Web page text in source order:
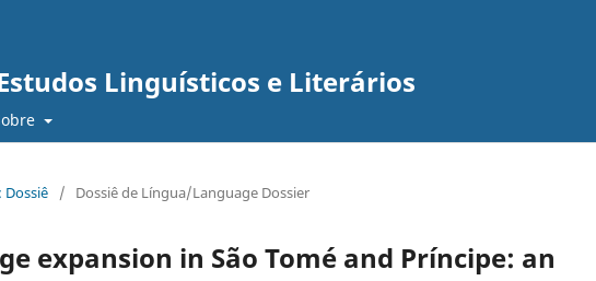
Linguísticos e Literários
Dossiê / Dossiê de Língua/Language Dossier
expansion in São Tomé and Príncipe: an